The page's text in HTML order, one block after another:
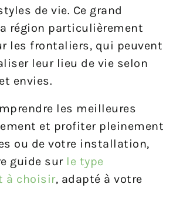
de vie. Ce grand
région particulièrement
les frontaliers, qui peuvent
leur lieu de vie selon
envies.
les meilleures
et profiter pleinement
ou de votre installation,
guide sur le type
à choisir, adapté à votre